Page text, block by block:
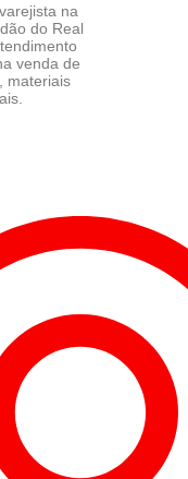
na
do Real
venda de
materiais